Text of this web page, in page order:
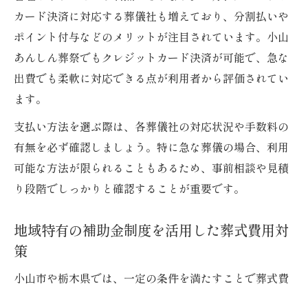
カード決済に対応する葬儀社も増えており、分割払いや
ポイント付与などのメリットが注目されています。小山
あんしん葬祭でもクレジットカード決済が可能で、急な
出費でも柔軟に対応できる点が利用者から評価されてい
ます。
支払い方法を選ぶ際は、各葬儀社の対応状況や手数料の
有無を必ず確認しましょう。特に急な葬儀の場合、利用
可能な方法が限られることもあるため、事前相談や見積
り段階でしっかりと確認することが重要です。
地域特有の補助金制度を活用した葬式費用対
策
小山市や栃木県では、一定の条件を満たすことで葬式費